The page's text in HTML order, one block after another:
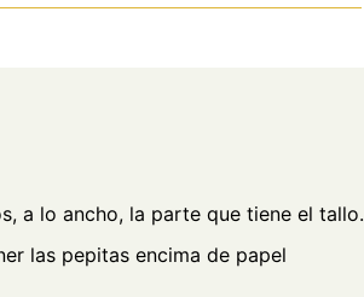
a lo ancho, la parte que tiene el tallo.
las pepitas encima de papel